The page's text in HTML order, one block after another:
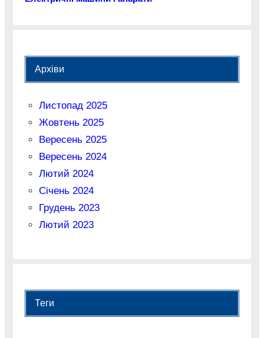
Архіви
Листопад 2025
Жовтень 2025
Вересень 2025
Вересень 2024
Лютий 2024
Січень 2024
Грудень 2023
Лютий 2023
Теги